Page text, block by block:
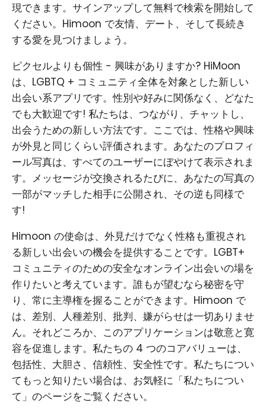
現できます。サインアップして無料で検索を開始して
ください。Himoon で友情、デート、そして長続き
する愛を見つけましょう。
ピクセルよりも個性 - 興味がありますか? HiMoon
は、LGBTQ + コミュニティ全体を対象とした新しい
出会い系アプリです。性別や好みに関係なく、どなた
でも大歓迎です! 私たちは、つながり、チャットし、
出会うための新しい方法です。ここでは、性格や興味
が外見と同じくらい評価されます。あなたのプロフィ
ール写真は、すべてのユーザーにぼやけて表示されま
す。メッセージが交換されるたびに、あなたの写真の
一部がマッチした相手に公開され、その逆も同様で
す!
Himoon の使命は、外見だけでなく性格も重視され
る新しい出会いの機会を提供することです。LGBT+
コミュニティのための安全なオンライン出会いの場を
作りたいと考えています。誰もが望むなら秘密を守
り、常に主導権を握ることができます。Himoon で
は、差別、人種差別、批判、嫌がらせは一切ありませ
ん。それどころか、このアプリケーションは敬意と寛
容を促進します。私たちの 4 つのコアバリューは、
包括性、大胆さ、信頼性、安全性です。私たちについ
てもっと知りたい場合は、お気軽に「私たちについ
て」のページをご覧ください。